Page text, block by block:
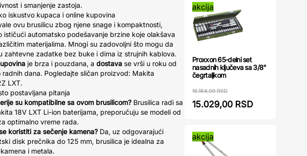
i smanjenje zastoja.
iskustvo kupaca i online kupovina
ovu brusilicu zbog njene snage i kompaktnosti,
ističući automatsko podešavanje brzine koje olakšava
materijalima. Mnogi su zadovoljni što mogu da
zahtevne zadatke bez buke i dima iz strujnih kablova.
je brza i pouzdana, a dostava se vrši u roku od
radnih dana. Pogledajte sličan proizvod: Makita
LXT.
postavljana pitanja
su kompatibilne sa ovom brusilicom? Brusilica radi sa
18V LXT Li-ion baterijama, preporučuju se modeli od
optimalno vreme rada.
koristiti za sečenje kamena? Da, uz odgovarajući
disk prečnika do 125 mm, brusilica je idealna za
i metala.
akcija
Proxxon 65-delni set
nasadnih ključeva sa 3/8"
čegrtaljkom
16.164,00 RSD
15.029,00 RSD
akcija